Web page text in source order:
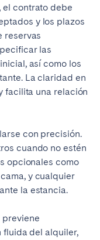
contrato debe
y los plazos
reservas
las
así como los
La claridad en
facilita una relación
con precisión.
cuando no estén
opcionales como
y cualquier
la estancia.
previene
fluida del alquiler,